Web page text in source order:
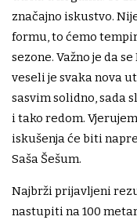
značajno iskustvo.
formu, to ćemo
sezone. Važno je da
veseli je svaka nova
sasvim solidno, sada
i tako redom.
iskušenja će biti
Saša Šešum.
Najbrži prijavljeni
nastupiti na 100